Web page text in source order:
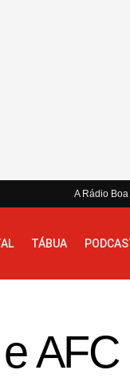
A Rádio
TÁBUA